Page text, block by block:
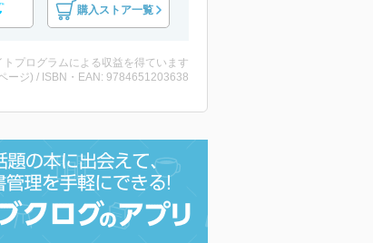
購入ストア一覧
プログラムによる収益を得ています
ージ) / ISBN・EAN: 9784651203638